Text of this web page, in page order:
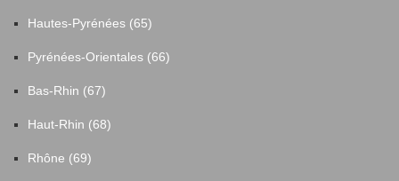
Hautes-Pyrénées (65)
Pyrénées-Orientales (66)
Bas-Rhin (67)
Haut-Rhin (68)
Rhône (69)